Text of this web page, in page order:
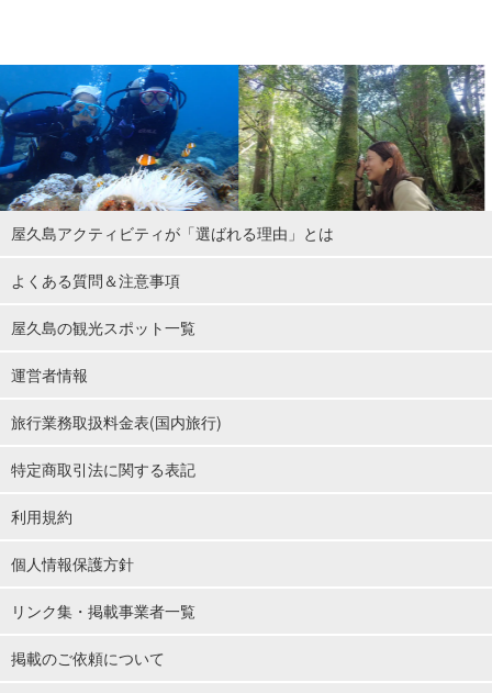
屋久島アクティビティが「選ばれる理由」とは
よくある質問＆注意事項
屋久島の観光スポット一覧
運営者情報
旅行業務取扱料金表(国内旅行)
特定商取引法に関する表記
利用規約
個人情報保護方針
リンク集・掲載事業者一覧
掲載のご依頼について